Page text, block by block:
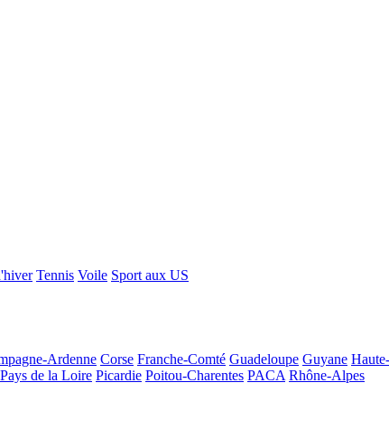
Tennis Voile Sport aux US
Ardenne Corse Franche-Comté Guadeloupe Guyane
Pays de la Loire Picardie Poitou-Charentes PACA Rhône-Alpes